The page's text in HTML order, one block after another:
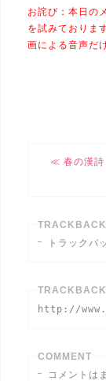
お詫び：本日の
を試みておりま
画による音声だ
春の漢
TRACKBACK
トラックバ
http://
COMMENT
コメントは